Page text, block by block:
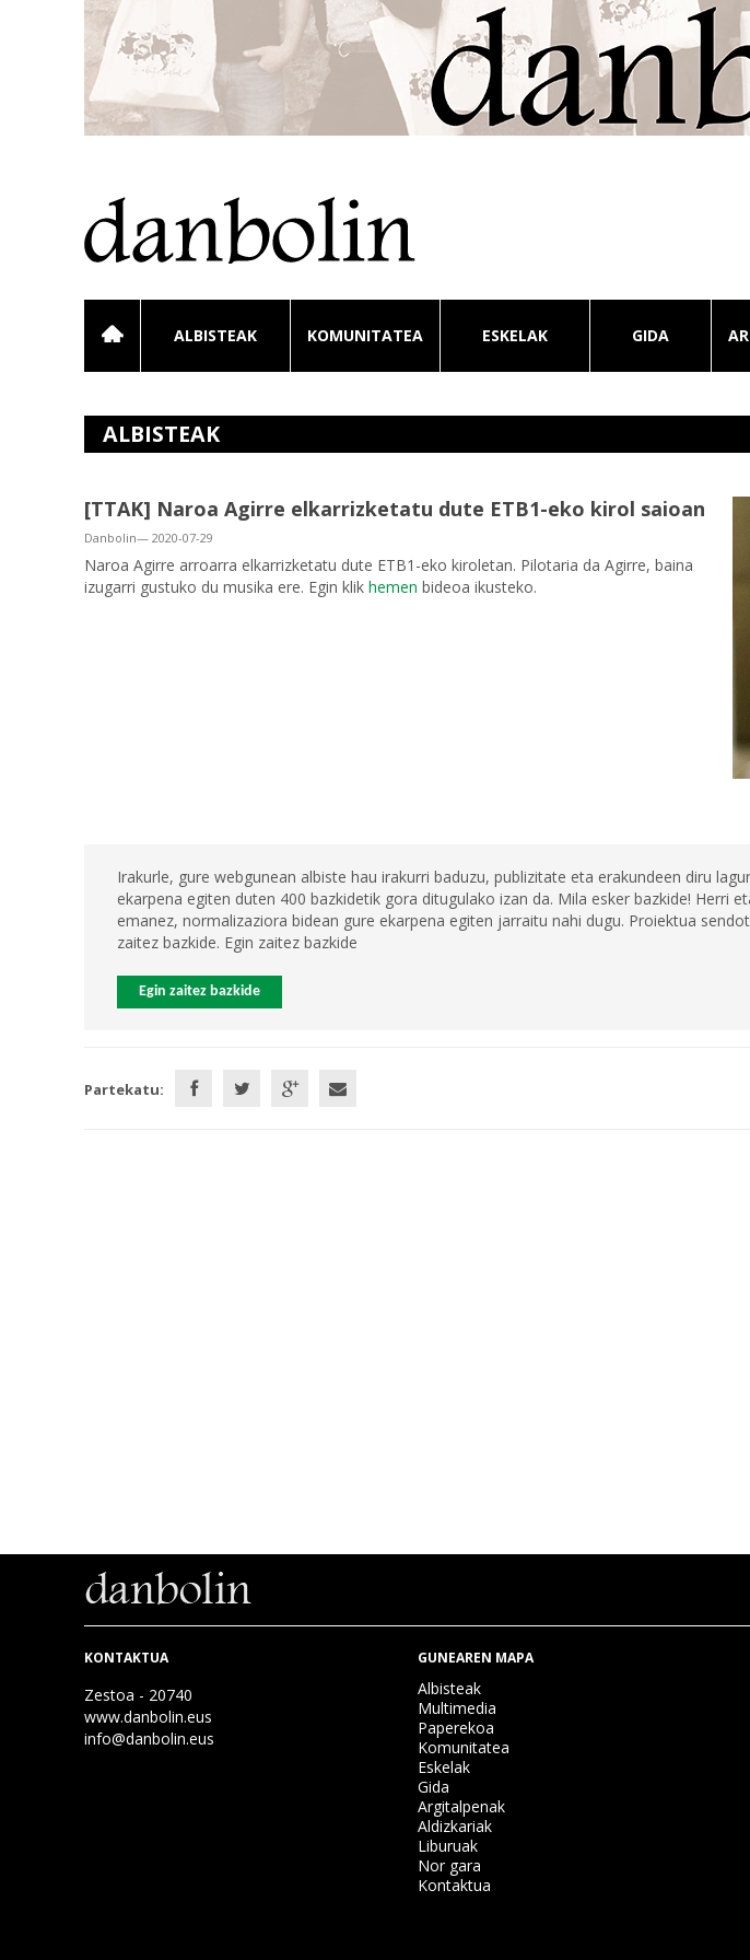
ALBISTEAK KOMUNITATEA ESKELAK GIDA
ALBISTEAK
[TTAK] Naroa Agirre elkarrizketatu dute ETB1-eko kirol saioan
Danbolin— 2020-07-29
Naroa Agirre arroarra elkarrizketatu dute ETB1-eko kiroletan. Pilotaria da Agirre, baina
izugarri gustuko du musika ere. Egin klik hemen bideoa ikusteko.
Irakurle, gure webgunean albiste hau irakurri baduzu, publizitate eta erakundeen diru
ekarpena egiten duten 400 bazkidetik gora ditugulako izan da. Mila esker bazkide! Herri
emanez, normalizaziora bidean gure ekarpena egiten jarraitu nahi dugu. Proiektua
zaitez bazkide. Egin zaitez bazkide
Egin zaitez bazkide
Partekatu:
KONTAKTUA
Zestoa - 20740
www.danbolin.eus
info@danbolin.eus
GUNEAREN MAPA
Albisteak
Multimedia
Paperekoa
Komunitatea
Eskelak
Gida
Argitalpenak
Aldizkariak
Liburuak
Nor gara
Kontaktua